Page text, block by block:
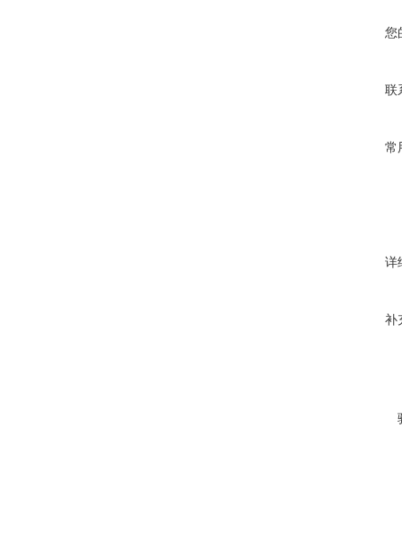
您
联
常
详
补